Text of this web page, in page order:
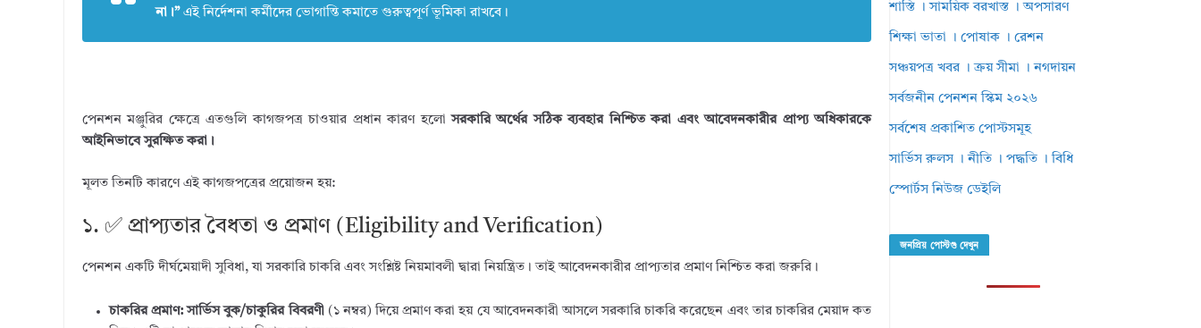
না।”এই নির্দেশনা কর্মীদের ভোগান্তি কমাতে গুরুত্বপূর্ণ ভূমিকা রাখবে।
পেনশন মঞ্জুরির ক্ষেত্রে এতগুলি কাগজপত্র চাওয়ার প্রধান কারণ হলোসরকারি অর্থের সঠিক ব্যবহার নিশ্চিত করা এবং আবেদনকারীর প্রাপ্য অধিকারকে
আইনিভাবে সুরক্ষিত করা।
মূলত তিনটি কারণে এই কাগজপত্রের প্রয়োজন হয়:
১. ✅ প্রাপ্যতার বৈধতা ও প্রমাণ (Eligibility and Verification)
পেনশন একটি দীর্ঘমেয়াদী সুবিধা, যা সরকারি চাকরি এবং সংশ্লিষ্ট নিয়মাবলী দ্বারা নিয়ন্ত্রিত। তাই আবেদনকারীর প্রাপ্যতার প্রমাণ নিশ্চিত করা জরুরি।
চাকরির প্রমাণ: সার্ভিস বুক/চাকুরির বিবরণী(১ নম্বর) দিয়ে প্রমাণ করা হয় যে আবেদনকারী আসলে সরকারি চাকরি করেছেন এবং তার চাকরির মেয়াদ কত
শাস্তি । সাময়িক বরখাস্ত । অপসারণ
শিক্ষা ভাতা । পোষাক । রেশন
সঞ্চয়পত্র খবর । ক্রয় সীমা । নগদায়ন
সর্বজনীন পেনশন স্কিম ২০২৬
সর্বশেষ প্রকাশিত পোস্টসমূহ
সার্ভিস রুলস । নীতি । পদ্ধতি । বিধি
স্পোর্টস নিউজ ডেইলি
জনপ্রিয় পোস্টগু দেখুন